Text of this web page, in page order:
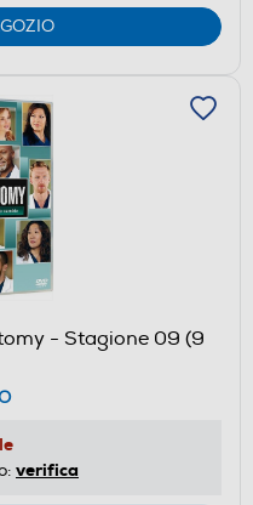
- Stagione 09 (9
verifica